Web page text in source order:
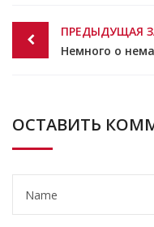
Post
navigation
ПРЕДЫДУЩАЯ
ОСТАВИТЬ